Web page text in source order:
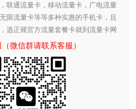
联通流量卡，移动流量卡，广电流量
限流量卡等等多种实惠的手机卡，且
选正规官方流量套餐卡就到流量卡网
微信群请联系客服）